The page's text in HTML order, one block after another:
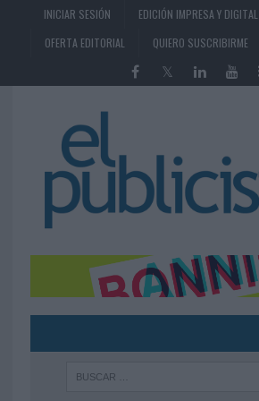
INICIAR SESIÓN EDICIÓN IMPRESA Y DIGITAL
OFERTA EDITORIAL
QUIERO SUSCRIBIRME